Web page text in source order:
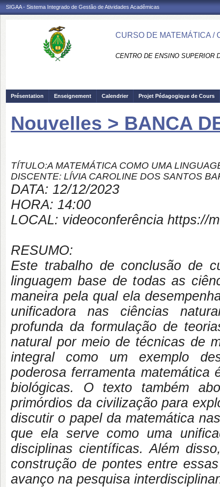
SIGAA - Sistema Integrado de Gestão de Atividades Acadêmicas
CURSO DE MATEMÁTICA /
CENTRO DE ENSINO SUPERIOR
Présentation Enseignement Calendrier Projet Pédagogique de Cours
Nouvelles > BANCA
TÍTULO:A MATEMÁTICA COMO UMA
DISCENTE: LÍVIA CAROLINE DOS SANTOS
DATA: 12/12/2023
HORA: 14:00
LOCAL: videoconferência https://
RESUMO:
Este trabalho de conclusão de
linguagem base de todas as
maneira pela qual ela
unificadora nas ciências
profunda da formulação de
natural por meio de técnicas de
integral como um exemplo
poderosa ferramenta
biológicas. O texto também
primórdios da civilização para
discutir o papel da matemática
que ela serve como uma
disciplinas científicas. Além
construção de pontes entre
avanço na pesquisa